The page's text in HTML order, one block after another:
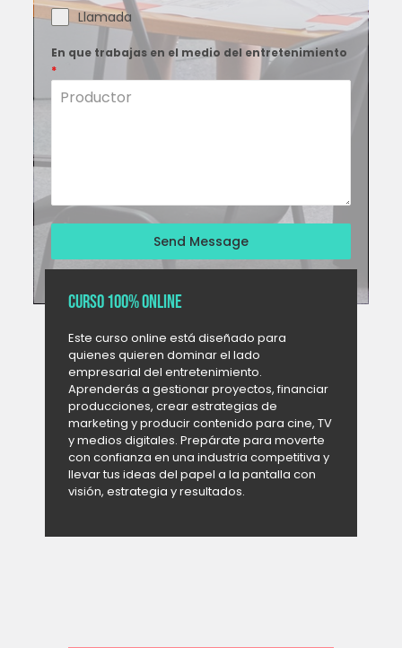
Llamada
En que trabajas en el medio del entretenimiento
*
Send Message
Curso 100% Online
Este curso online está diseñado para
quienes quieren dominar el lado
empresarial del entretenimiento.
Aprenderás a gestionar proyectos, financiar
producciones, crear estrategias de
marketing y producir contenido para cine, TV
y medios digitales. Prepárate para moverte
con confianza en una industria competitiva y
llevar tus ideas del papel a la pantalla con
visión, estrategia y resultados.